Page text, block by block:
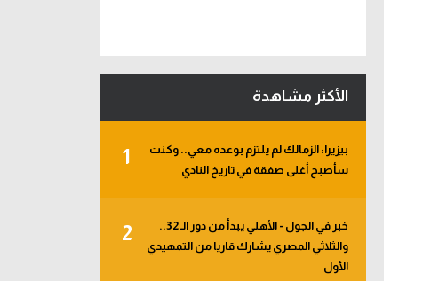
الأكثر مشاهدة
1
بيزيرا: الزمالك لم يلتزم بوعده معي.. وكنت
سأصبح أغلى صفقة في تاريخ النادي
2
خبر في الجول - الأهلي يبدأ من دور الـ 32..
والثلاثي المصري يشارك قاريا من التمهيدي
الأول